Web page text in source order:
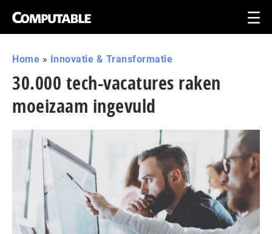
Home » Innovatie & Transformatie
30.000 tech-vacatures raken
moeizaam ingevuld